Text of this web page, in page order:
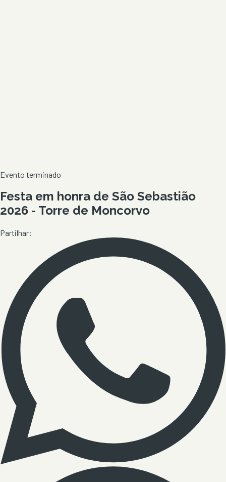
Evento terminado
Festa em honra de São Sebastião
2026 - Torre de Moncorvo
Partilhar: